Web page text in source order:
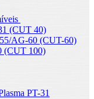
(CUT 40)
AG-60 (CUT-60)
(CUT 100)
PT-31